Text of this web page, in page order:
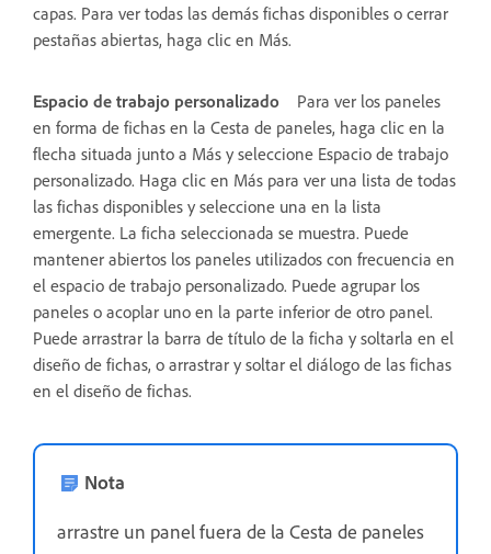
capas. Para ver todas las demás fichas disponibles o cerrar
pestañas abiertas, haga clic en Más.
Espacio de trabajo personalizado
Para ver los paneles
en forma de fichas en la Cesta de paneles, haga clic en la
flecha situada junto a Más y seleccione Espacio de trabajo
personalizado. Haga clic en Más para ver una lista de todas
las fichas disponibles y seleccione una en la lista
emergente. La ficha seleccionada se muestra. Puede
mantener abiertos los paneles utilizados con frecuencia en
el espacio de trabajo personalizado. Puede agrupar los
paneles o acoplar uno en la parte inferior de otro panel.
Puede arrastrar la barra de título de la ficha y soltarla en el
diseño de fichas, o arrastrar y soltar el diálogo de las fichas
en el diseño de fichas.
Nota
arrastre un panel fuera de la Cesta de paneles